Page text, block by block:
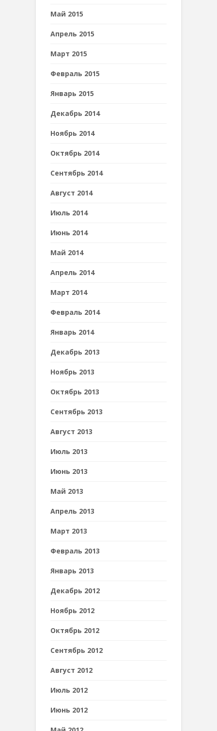
Май 2015
Апрель 2015
Март 2015
Февраль 2015
Январь 2015
Декабрь 2014
Ноябрь 2014
Октябрь 2014
Сентябрь 2014
Август 2014
Июль 2014
Июнь 2014
Май 2014
Апрель 2014
Март 2014
Февраль 2014
Январь 2014
Декабрь 2013
Ноябрь 2013
Октябрь 2013
Сентябрь 2013
Август 2013
Июль 2013
Июнь 2013
Май 2013
Апрель 2013
Март 2013
Февраль 2013
Январь 2013
Декабрь 2012
Ноябрь 2012
Октябрь 2012
Сентябрь 2012
Август 2012
Июль 2012
Июнь 2012